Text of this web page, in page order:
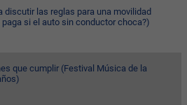
discutir las reglas para una movilidad
paga si el auto sin conductor choca?)
que cumplir (Festival Música de la